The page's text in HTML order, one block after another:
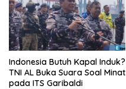
Indonesia Butuh Kapal Induk?
TNI AL Buka Suara Soal Minat
pada ITS Garibaldi